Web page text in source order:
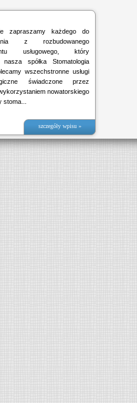
szczegóły wpisu »
zapraszamy każdego do
z rozbudowanego
usługowego, który
nasza spółka Stomatologia
wszechstronne usługi
świadczone przez
nowatorskiego